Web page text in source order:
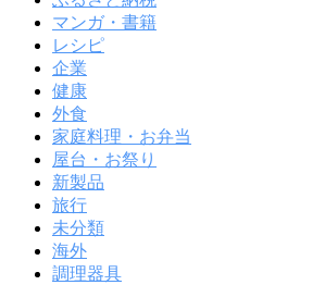
マンガ・書籍
レシピ
企業
健康
外食
家庭料理・お弁当
屋台・お祭り
新製品
旅行
未分類
海外
調理器具